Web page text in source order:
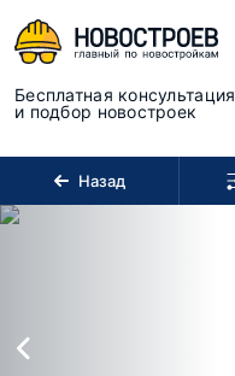
Бесплатная консультация
и подбор новостроек
Назад